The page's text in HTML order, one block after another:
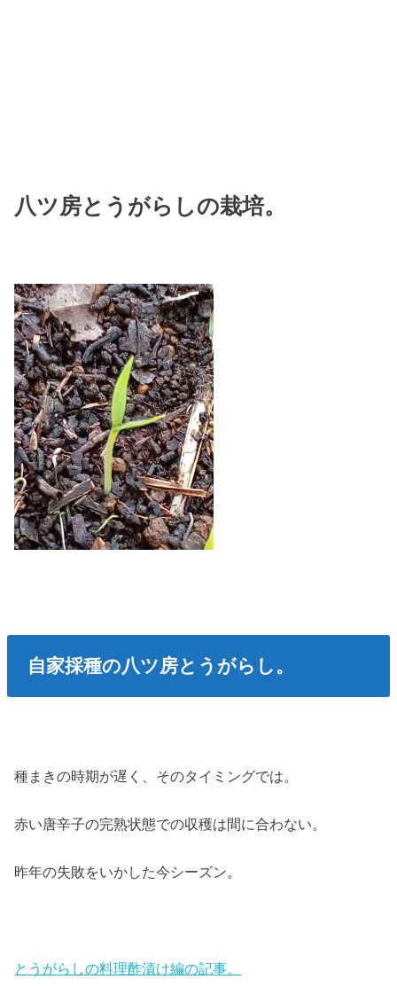
八ツ房とうがらしの栽培。
自家採種の八ツ房とうがらし。
種まきの時期が遅く、そのタイミングでは。
赤い唐辛子の完熟状態での収穫は間に合わない。
昨年の失敗をいかした今シーズン。
とうがらしの料理酢漬け編の記事。